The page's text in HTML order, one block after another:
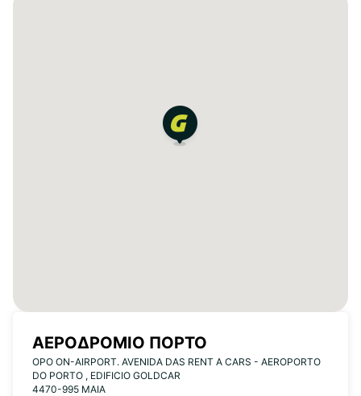
ΑΕΡΟΔΡΌΜΙΟ ΠΌΡΤΟ
OPO ON-AIRPORT. AVENIDA DAS RENT A CARS - AEROPORTO
DO PORTO , EDIFICIO GOLDCAR
4470-995 MAIA